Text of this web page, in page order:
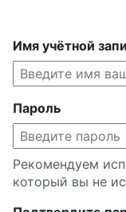
Имя учётной
Пароль
Рекомендуем
который вы не